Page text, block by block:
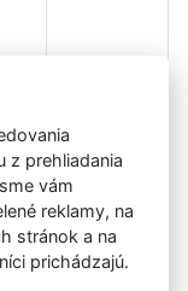
v Poprade
z prehliadania
vám
reklamy, na
stránok a na
prichádzajú.